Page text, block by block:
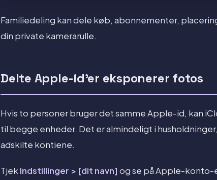
Familiedeling kan dele køb, abonnementer,
din private kamerarulle.
Delte Apple-id'er eksponerer fotos
Hvis to personer bruger det samme Apple-id, kan
til begge enheder. Det er almindeligt i
adskilte kontiene.
Tjek Indstillinger > [dit navn] og se på Apple-konto-